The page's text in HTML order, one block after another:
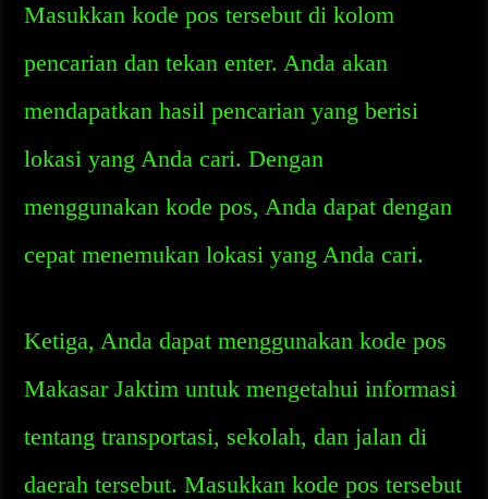
Masukkan kode pos tersebut di kolom
pencarian dan tekan enter. Anda akan
mendapatkan hasil pencarian yang berisi
lokasi yang Anda cari. Dengan
menggunakan kode pos, Anda dapat dengan
cepat menemukan lokasi yang Anda cari.
Ketiga, Anda dapat menggunakan kode pos
Makasar Jaktim untuk mengetahui informasi
tentang transportasi, sekolah, dan jalan di
daerah tersebut. Masukkan kode pos tersebut